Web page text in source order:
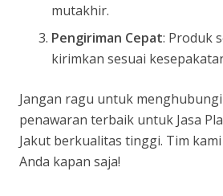
mutakhir.
Pengiriman Cepat: Produk
kirimkan sesuai
Jangan ragu untuk
penawaran terbaik untuk Jasa
Jakut berkualitas tinggi. Tim
Anda kapan saja!